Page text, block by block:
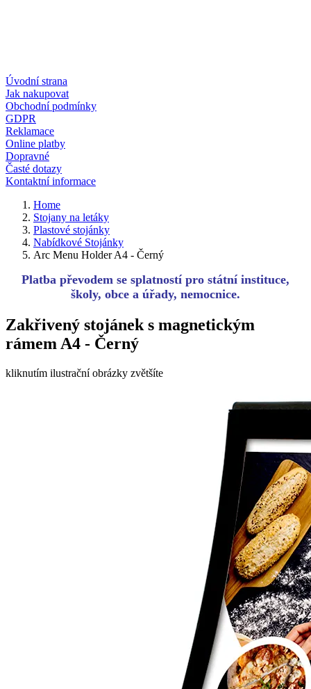
Úvodní strana
Jak nakupovat
Obchodní podmínky
GDPR
Reklamace
Online platby
Dopravné
Časté dotazy
Kontaktní informace
Home
Stojany na letáky
Plastové stojánky
Nabídkové Stojánky
Arc Menu Holder A4 - Černý
Platba převodem se splatností pro státní instituce,
školy, obce a úřady, nemocnice.
Zakřivený stojánek s magnetickým
rámem A4 - Černý
kliknutím ilustrační obrázky zvětšíte